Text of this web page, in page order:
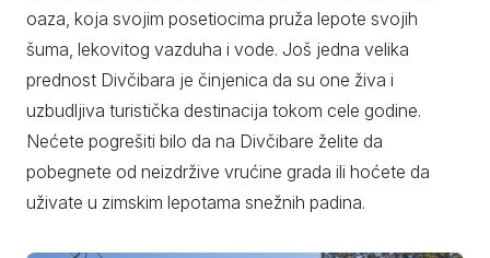
oaza, koja svojim posetiocima pruža lepote svojih
šuma, lekovitog vazduha i vode. Još jedna velika
prednost Divčibara je činjenica da su one živa i
uzbudljiva turistička destinacija tokom cele godine.
Nećete pogrešiti bilo da na Divčibare želite da
pobegnete od neizdržive vrućine grada ili hoćete da
uživate u zimskim lepotama snežnih padina.